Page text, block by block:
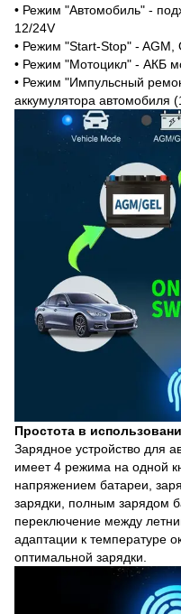
• Режим "Автомобиль" -
12/24V
• Режим "Start-Stop" - AGM,
• Режим "Мотоцикл" - АКБ
• Режим "Импульсный
аккумулятора автомобиля
Простота в
Зарядное устройство для
имеет 4 режима на одной
напряжением батареи,
зарядки, полным зарядом
переключение между
адаптации к температуре
оптимальной зарядки.